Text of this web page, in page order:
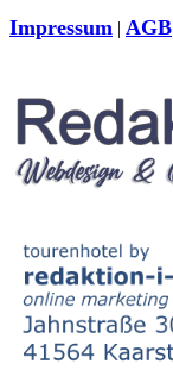
Impressum | AGB